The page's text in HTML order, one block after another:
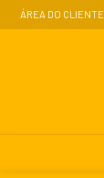
ÁREA DO CLIENTE